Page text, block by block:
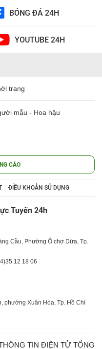
BÓNG ĐÁ 24H
YOUTUBE 24H
trang
mẫu - Hoa hậu
CÁO
ĐIỀU KHOẢN SỬ DỤNG
Tuyến 24h
Cầu, Phường Ô chợ Dừa, Tp.
35 12 18 06
phường Xuân Hòa, Tp. Hồ Chí
TIN ĐIỆN TỬ TỔNG